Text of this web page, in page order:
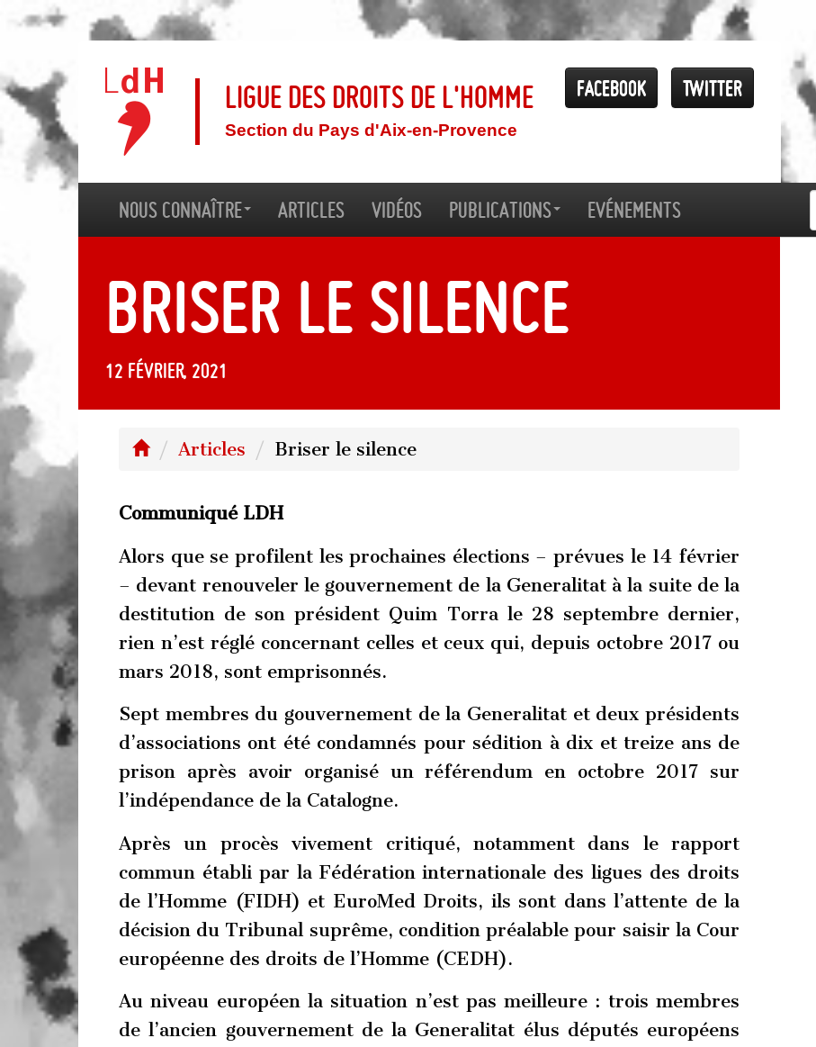
Twitter
Facebook
Ligue des droits de l'Homme
Section du Pays d'Aix-en-Provence
Nous connaître Articles Vidéos Publications Evénements
Briser le silence
12 février, 2021
Articles Briser le silence
Communiqué LDH
Alors que se profilent les prochaines élections – prévues le 14 février
– devant renouveler le gouvernement de la Generalitat à la suite de la
destitution de son président Quim Torra le 28 septembre dernier,
rien n’est réglé concernant celles et ceux qui, depuis octobre 2017 ou
mars 2018, sont emprisonnés.
Sept membres du gouvernement de la Generalitat et deux présidents
d’associations ont été condamnés pour sédition à dix et treize ans de
prison après avoir organisé un référendum en octobre 2017 sur
l’indépendance de la Catalogne.
Après un procès vivement critiqué, notamment dans le rapport
commun établi par la Fédération internationale des ligues des droits
de l’Homme (FIDH) et EuroMed Droits, ils sont dans l’attente de la
décision du Tribunal suprême, condition préalable pour saisir la Cour
européenne des droits de l’Homme (CEDH).
Au niveau européen la situation n’est pas meilleure : trois membres
de l’ancien gouvernement de la Generalitat élus députés européens